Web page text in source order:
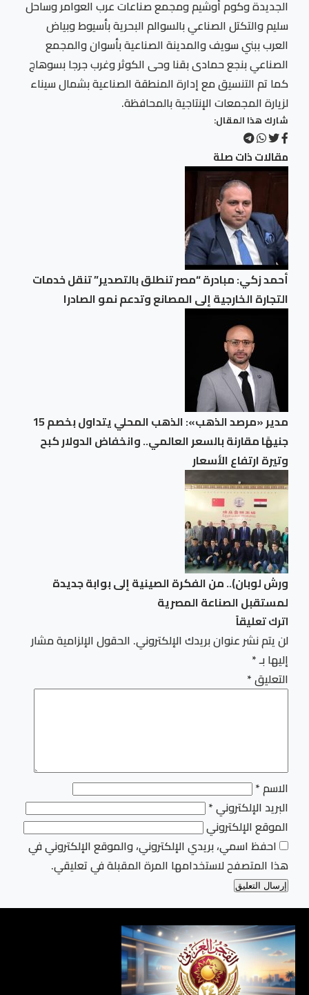
الجديدة وكوم أوشيم ومجمع صناعات عرب العوامر وساحل
سليم والتكتل الصناعي بالسوالم البحرية بأسيوط وبياض
العرب ببني سويف والمدينة الصناعية بأسوان والمجمع
الصناعي بنجع حمادى بقنا وحى الكوثر وغرب جرجا بسوهاج
كما تم التنسيق مع إدارة المنطقة الصناعية بشمال سيناء
لزيارة المجمعات الإنتاجية بالمحافظة.
شارك هذا المقال:
مقالات ذات صلة
أحمد زكي: مبادرة “مصر تنطلق بالتصدير” تنقل خدمات
التجارة الخارجية إلى المصانع وتدعم نمو الصادرا
مدير «مرصد الذهب»: الذهب المحلي يتداول بخصم 15
جنيهًا مقارنة بالسعر العالمي.. وانخفاض الدولار كبح
وتيرة ارتفاع الأسعار
ورش لوبان).. من الفكرة الصينية إلى بوابة جديدة
لمستقبل الصناعة المصرية
اترك تعليقاً
لن يتم نشر عنوان بريدك الإلكتروني. الحقول الإلزامية مشار
إليها بـ*
التعليق*
الاسم*
البريد الإلكتروني*
الموقع الإلكتروني
احفظ اسمي، بريدي الإلكتروني، والموقع الإلكتروني في
هذا المتصفح لاستخدامها المرة المقبلة في تعليقي.